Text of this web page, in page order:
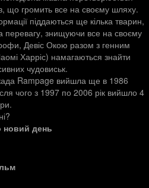
що громить все на своєму шляху.
піддаються ще кілька тварин,
перевагу, знищуючи все на своєму
Девіс Окою разом з генним
Харріс) намагаються знайти
чудовиськ.
Rampage вийшла ще в 1986
чого з 1997 по 2006 рік вийшло 4
день